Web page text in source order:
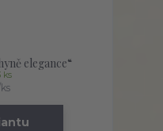
elegance“
ks
ks